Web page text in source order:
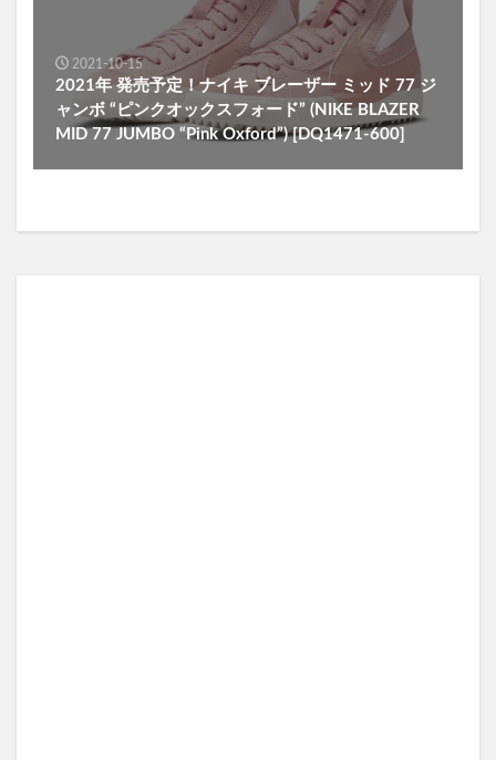
2021-10-15
2021年 発売予定！ナイキ ブレーザー ミッド 77 ジ
ャンボ “ピンクオックスフォード” (NIKE BLAZER
MID 77 JUMBO “Pink Oxford”) [DQ1471-600]